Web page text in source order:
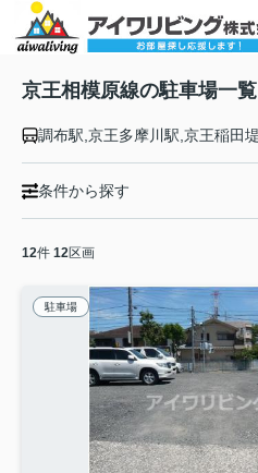
京王相模原線の駐車場一覧
条件から探す
12件 12区画
駐車場